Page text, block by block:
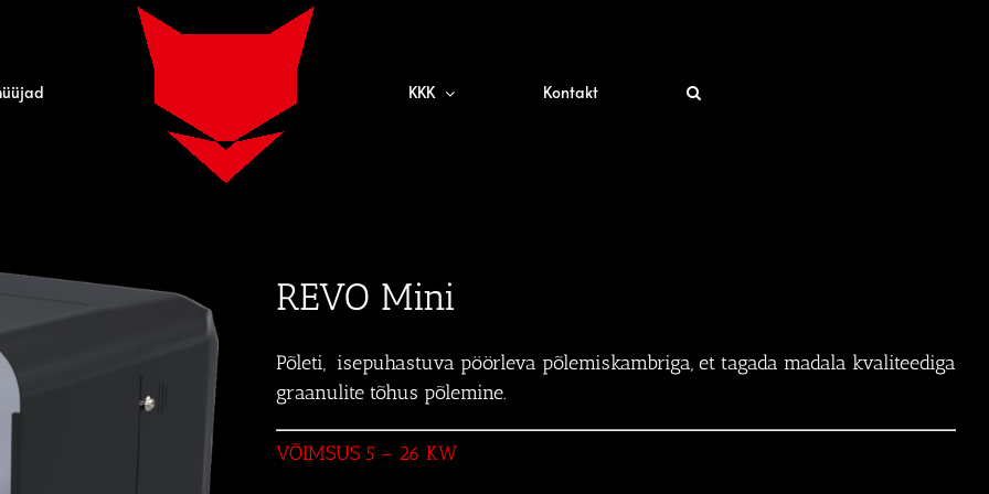
KKK Kontakt
REVO Mini
Põleti, isepuhastuva pöörleva põlemiskambriga, et tagada madala kvaliteediga
graanulite tõhus põlemine.
VÕIMSUS 5 – 26 KW